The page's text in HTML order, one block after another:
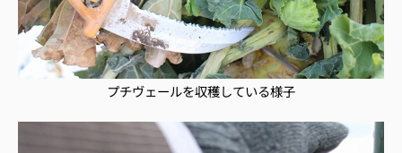
プチヴェールを収穫している様子